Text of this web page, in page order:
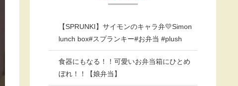
【SPRUNKI】サイモンのキャラ弁💛Simon
lunch box#スプランキー#お弁当 #plush
食器にもなる！！可愛いお弁当箱にひとめ
ぼれ！！【娘弁当】